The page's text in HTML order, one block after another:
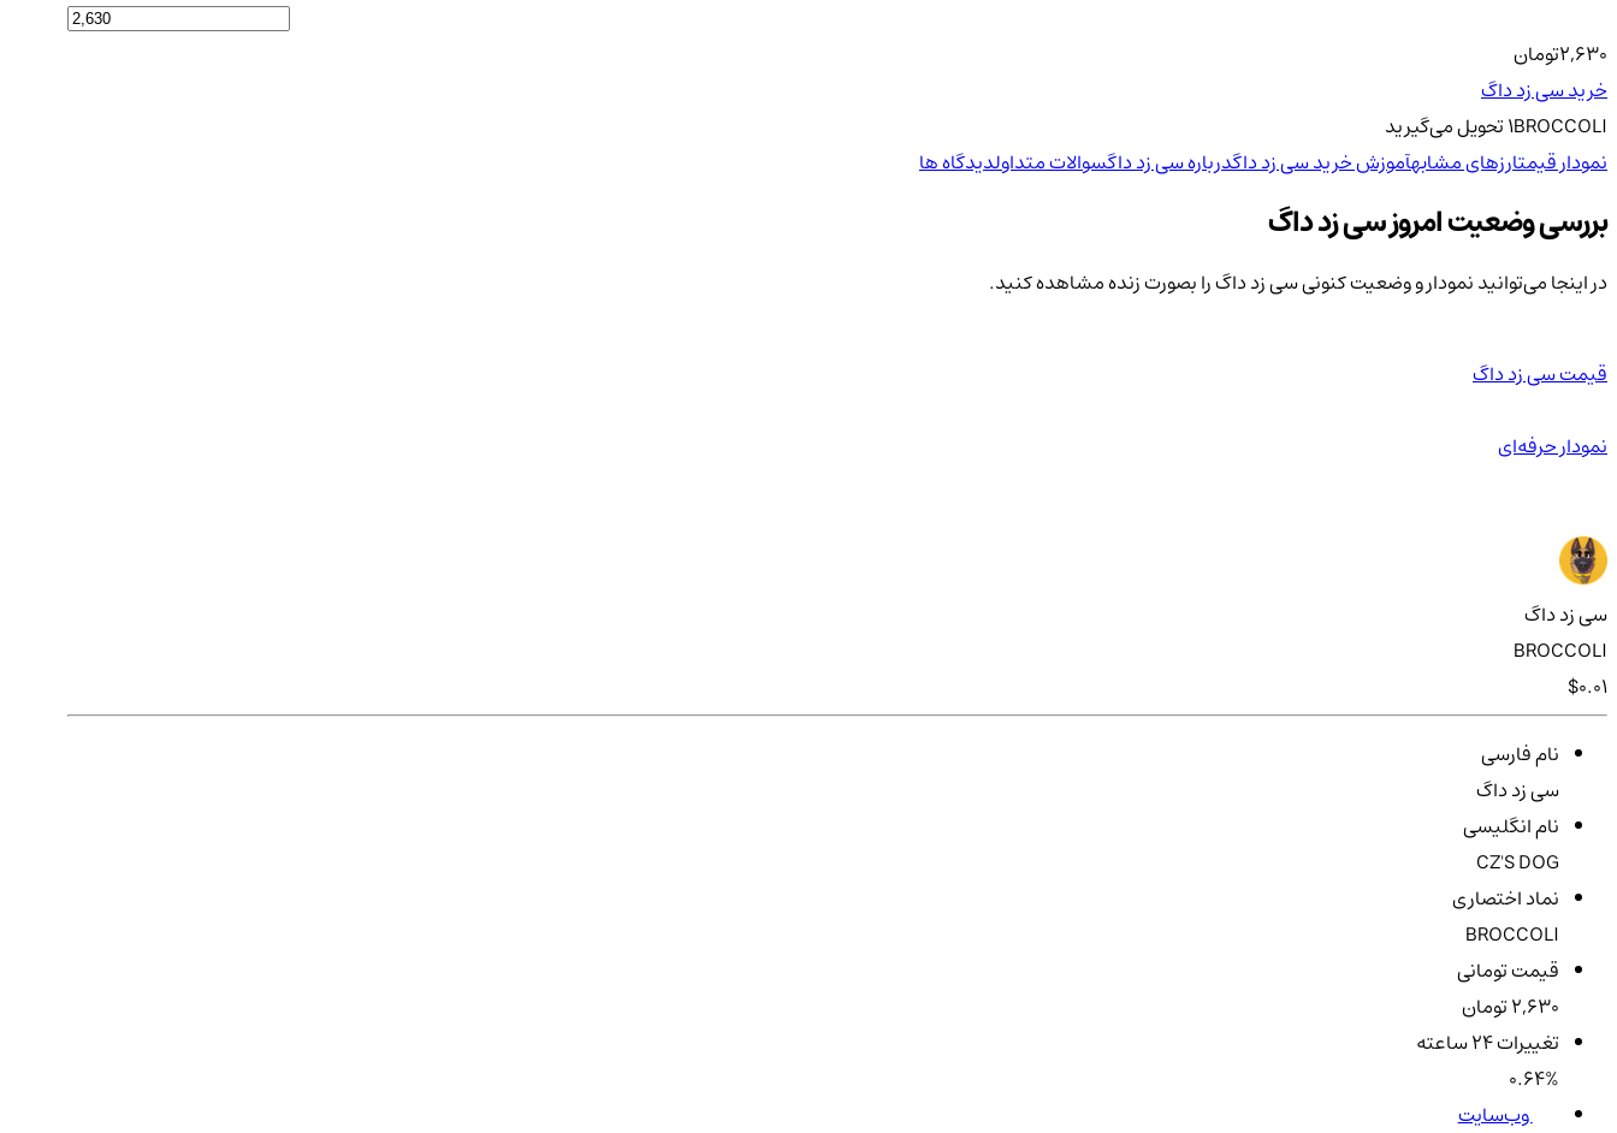
2,630تومان
خرید سی زد داگ
1BROCCOLI تحویلمی‌گیرید
نمودار قیمتارزهای مشابهآموزش خرید سی زد داگدرباره سی زد داگسوالات متداولدیدگاه ها
بررسی وضعیت امروز سی زد داگ
در اینجا می‌توانید نمودار و وضعیت کنونی سی زد داگ را بصورت زنده مشاهده کنید.
قیمت سی زد داگ
نمودار حرفه‌ای
سی زد داگ
BROCCOLI
$0.01
نام فارسی
سی زد داگ
نام انگلیسی
CZ'S DOG
نماد اختصاری
BROCCOLI
قیمت تومانی
2,630 تومان
تغییرات ۲۴ ساعته
0.64%
وب‌سایت